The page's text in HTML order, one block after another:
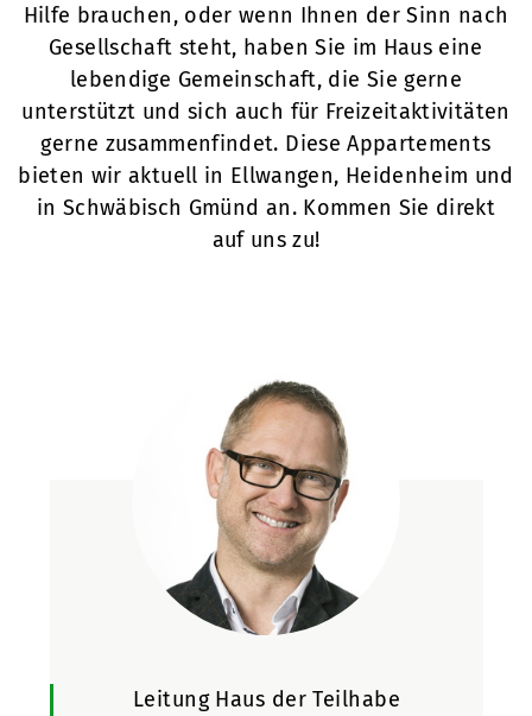
Hilfe brauchen, oder wenn Ihnen der Sinn nach
Gesellschaft steht, haben Sie im Haus eine
lebendige Gemeinschaft, die Sie gerne
unterstützt und sich auch für Freizeitaktivitäten
gerne zusammenfindet. Diese Appartements
bieten wir aktuell in Ellwangen, Heidenheim und
in Schwäbisch Gmünd an. Kommen Sie direkt
auf uns zu!
Leitung Haus der Teilhabe